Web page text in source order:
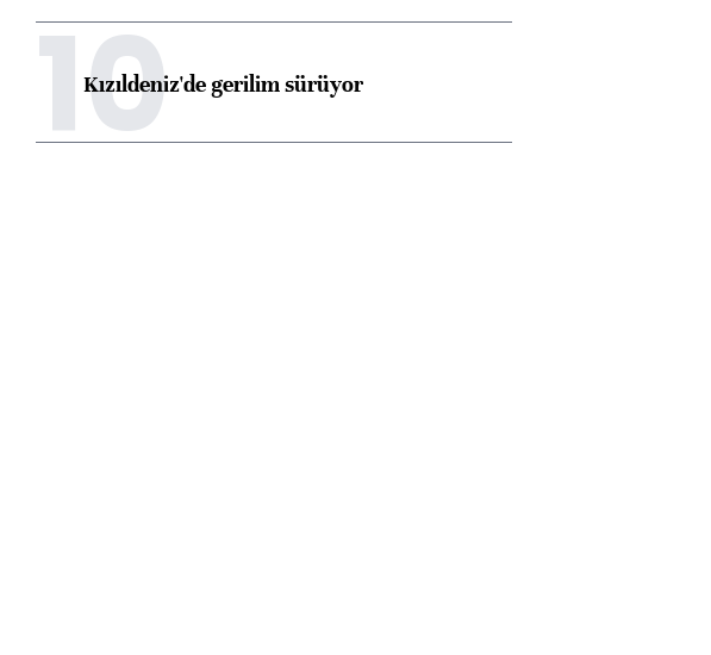
10
Kızıldeniz'de gerilim sürüyor